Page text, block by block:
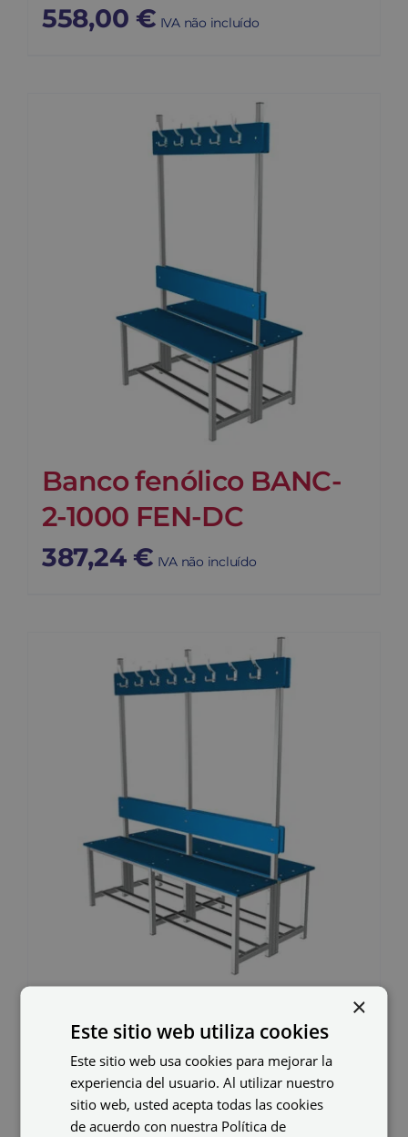
558,00 € IVA não incluído
Banco fenólico BANC-
2-1000 FEN-DC
387,24 € IVA não incluído
Banco fenólico BANC-
2-1500 FEN-DC
519,71€ IVA não incluído
×
Este sitio web utiliza cookies
Este sitio web usa cookies para mejorar la
experiencia del usuario. Al utilizar nuestro
sitio web, usted acepta todas las cookies
de acuerdo con nuestra Política de